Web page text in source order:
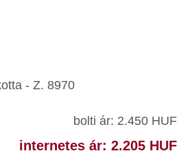
- Z. 8970
bolti ár: 2.450 HUF
internetes ár: 2.205 HUF